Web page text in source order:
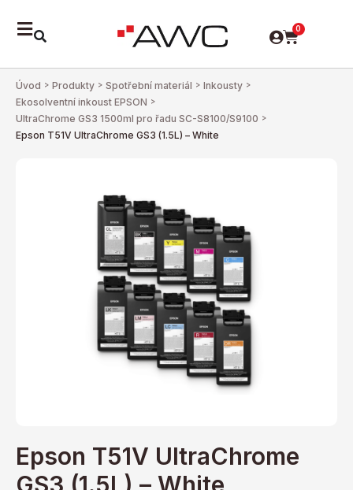
0
Úvod > Produkty > Spotřební materiál > Inkousty >
Ekosolventní inkoust EPSON >
UltraChrome GS3 1500ml pro řadu SC-S8100/S9100 >
Epson T51V UltraChrome GS3 (1.5L) – White
Epson T51V UltraChrome